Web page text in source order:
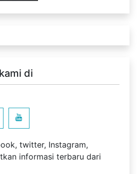
di
twitter, Instagram,
informasi terbaru dari